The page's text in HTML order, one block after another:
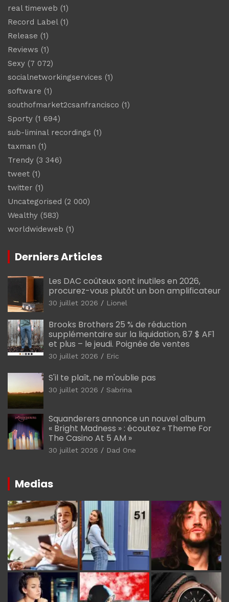
real timeweb (1)
Record Label(1)
Release (1)
Reviews (1)
Sexy (7 072)
socialnetworkingservices (1)
software (1)
southofmarket2csanfrancisco (1)
Sporty (1 694)
sub-liminal recordings (1)
taxman (1)
Trendy (3 346)
tweet (1)
twitter (1)
Uncategorised (2 000)
Wealthy (583)
worldwideweb (1)
Derniers Articles
Les DAC coûteux sont inutiles en 2026,
procurez-vous plutôt un bon amplificateur
30 juillet 2026 Lionel
Brooks Brothers 25 % de réduction
supplémentaire sur la liquidation, 87 $ AF1
et plus – le jeudi. Poignée de ventes
30 juillet 2026 Eric
S'il te plaît, ne m'oublie pas
30 juillet 2026 Sabrina
Squanderers annonce un nouvel album
« Bright Madness » : écoutez « Theme For
The Casino At 5 AM »
30 juillet 2026 Dad One
Medias